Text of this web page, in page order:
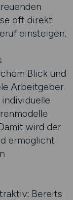
oft direkt
einsteigen.
Blick und
Arbeitgeber
wird der
ermöglicht
Bereits